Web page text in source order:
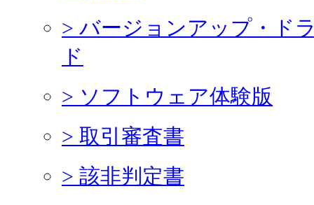
> バージョンアップ・ド
ド
> ソフトウェア体験版
> 取引審査書
> 該非判定書